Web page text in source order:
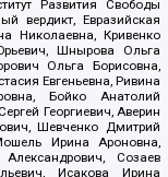
Развития Свободы
вердикт, Евразийская
Николаевна, Кривенко
Шнырова Ольга
Ольга Борисовна,
Евгеньевна, Ривина
Бойко Анатолий
Георгиевич, Аверин
Шевченко Дмитрий
Ирина Ароновна,
Созаев
Исакова Ирина